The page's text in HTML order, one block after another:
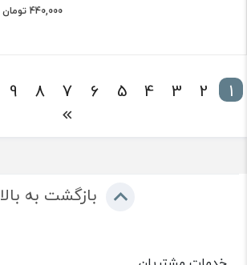
440,000 تومان
1
2
3
4
5
6
7
8
9
بازگشت به بالا